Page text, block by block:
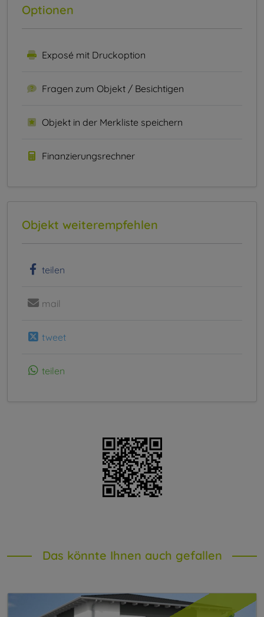
Optionen
Exposé mit Druckoption
Fragen zum Objekt / Besichtigen
Objekt in der Merkliste speichern
Finanzierungsrechner
Objekt weiterempfehlen
teilen
mail
tweet
teilen
Das könnte Ihnen auch gefallen